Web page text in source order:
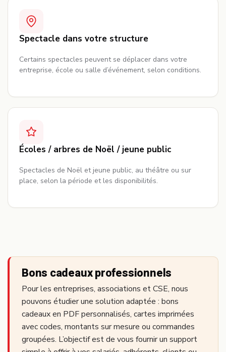
Spectacle dans votre structure
Certains spectacles peuvent se déplacer dans votre
entreprise, école ou salle d’événement, selon conditions.
Écoles / arbres de Noël / jeune public
Spectacles de Noël et jeune public, au théâtre ou sur
place, selon la période et les disponibilités.
Bons cadeaux professionnels
Pour les entreprises, associations et CSE, nous
pouvons étudier une solution adaptée : bons
cadeaux en PDF personnalisés, cartes imprimées
avec codes, montants sur mesure ou commandes
groupées. L’objectif est de vous fournir un support